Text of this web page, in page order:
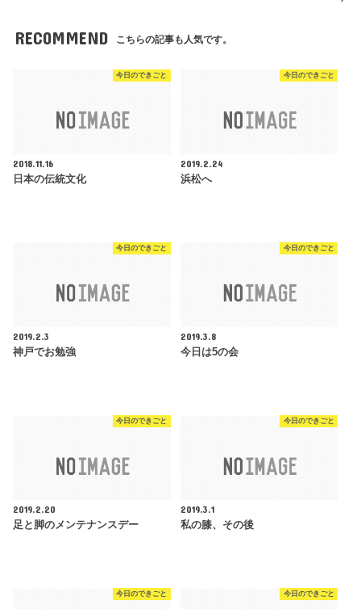
RECOMMEND こちらの記事も人気です。
今日のできごと
2018.11.16
日本の伝統文化
今日のできごと
2019.2.24
浜松へ
今日のできごと
2019.2.3
神戸でお勉強
今日のできごと
2019.3.8
今日は5の会
今日のできごと
2019.2.20
足と脚のメンテナンスデー
今日のできごと
2019.3.1
私の膝、その後
今日のできごと 今日のできごと